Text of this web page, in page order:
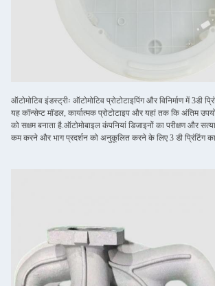
ऑटोमोटिव इंडस्ट्रीः ऑटोमोटिव प्रोटोटाइपिंग और विनिर्माण में 3डी
यह कॉन्सेप्ट मॉडल, कार्यात्मक प्रोटोटाइप और यहां तक कि अंतिम
को सक्षम बनाता है.ऑटोमोबाइल कंपनियां डिजाइनों का परीक्षण और
कम करने और भाग प्रदर्शन को अनुकूलित करने के लिए 3 डी प्रिंटिंग